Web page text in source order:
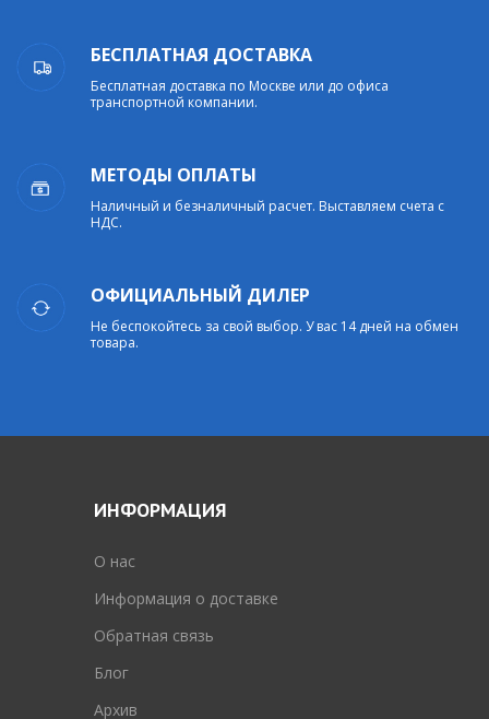
БЕСПЛАТНАЯ ДОСТАВКА
Бесплатная доставка по Москве или до офиса
транспортной компании.
МЕТОДЫ ОПЛАТЫ
Наличный и безналичный расчет. Выставляем счета с
НДС.
ОФИЦИАЛЬНЫЙ ДИЛЕР
Не беспокойтесь за свой выбор. У вас 14 дней на обмен
товара.
ИНФОРМАЦИЯ
O нас
Информация о доставке
Обратная связь
Блог
Архив